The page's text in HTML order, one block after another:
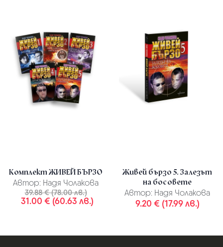
Комплект ЖИВЕЙ БЪРЗО
Автор: Надя Чолакова
39.88 € (78.00 лв.)
31.00 € (60.63 лв.)
Живей бързо 5. Залезът
на босовете
Автор: Надя Чолакова
9.20 € (17.99 лв.)